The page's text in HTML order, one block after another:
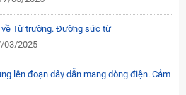
về Từ trường. Đường sức từ
03/2025
lên đoạn dây dẫn mang dòng điện. Cảm